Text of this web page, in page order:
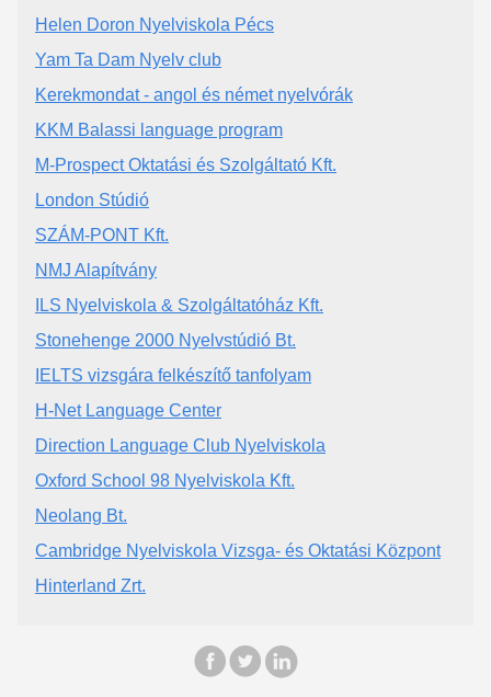
Helen Doron Nyelviskola Pécs
Yam Ta Dam Nyelv club
Kerekmondat - angol és német nyelvórák
KKM Balassi language program
M-Prospect Oktatási és Szolgáltató Kft.
London Stúdió
SZÁM-PONT Kft.
NMJ Alapítvány
ILS Nyelviskola & Szolgáltatóház Kft.
Stonehenge 2000 Nyelvstúdió Bt.
IELTS vizsgára felkészítő tanfolyam
H-Net Language Center
Direction Language Club Nyelviskola
Oxford School 98 Nyelviskola Kft.
Neolang Bt.
Cambridge Nyelviskola Vizsga- és Oktatási Központ
Hinterland Zrt.